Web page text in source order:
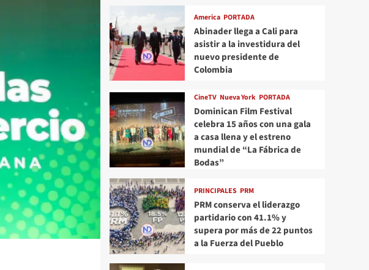
America PORTADA
Abinader llega a Cali para
asistir a la investidura del
nuevo presidente de
Colombia
CineTV Nueva York PORTADA
Dominican Film Festival
celebra 15 años con una gala
a casa llena y el estreno
mundial de “La Fábrica de
Bodas”
PRINCIPALES PRM
PRM conserva el liderazgo
partidario con 41.1% y
supera por más de 22 puntos
a la Fuerza del Pueblo